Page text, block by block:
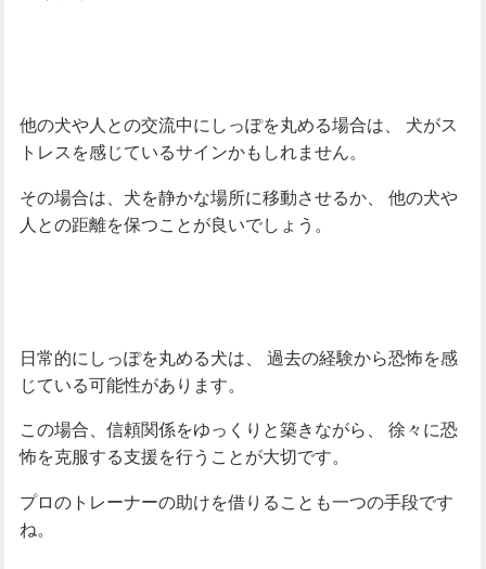
他の犬や人との交流中にしっぽを丸める場合は、
犬がス
トレスを感じているサインかもしれません。
その場合は、犬を静かな場所に移動させるか、
他の犬や
人との距離を保つことが良いでしょう。
日常的にしっぽを丸める犬は、
過去の経験から恐怖を感
じている可能性があります。
この場合、信頼関係をゆっくりと築きながら、
徐々に恐
怖を克服する支援を行うことが大切です。
プロのトレーナーの助けを借りることも一つの手段です
ね。